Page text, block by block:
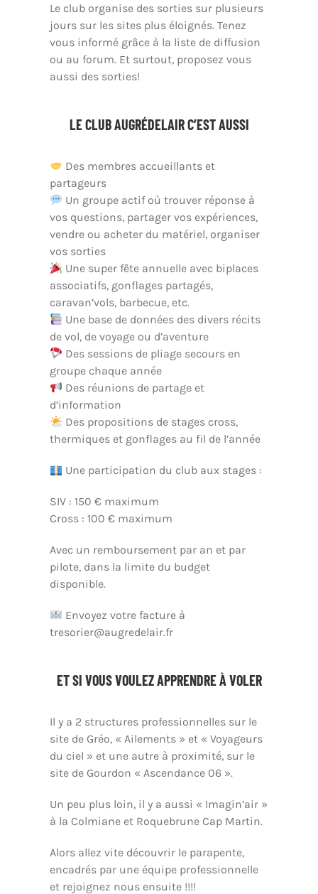
Le club organise des sorties sur plusieurs
jours sur les sites plus éloignés. Tenez
vous informé grâce à la liste de diffusion
ou au forum. Et surtout, proposez vous
aussi des sorties!
LE CLUB AUGRÉDELAIR C’EST AUSSI
Des membres accueillants et
partageurs
Un groupe actif où trouver réponse à
vos questions, partager vos expériences,
vendre ou acheter du matériel, organiser
vos sorties
Une super fête annuelle avec biplaces
associatifs, gonflages partagés,
caravan’vols, barbecue, etc.
Une base de données des divers récits
de vol, de voyage ou d’aventure
Des sessions de pliage secours en
groupe chaque année
Des réunions de partage et
d’information
Des propositions de stages cross,
thermiques et gonflages au fil de l’année
Une participation du club aux stages :
SIV : 150 € maximum
Cross : 100 € maximum
Avec un remboursement par an et par
pilote, dans la limite du budget
disponible.
Envoyez votre facture à
tresorier@augredelair.fr
ET SI VOUS VOULEZ APPRENDRE À VOLER
Il y a 2 structures professionnelles sur le
site de Gréo, « Ailements » et « Voyageurs
du ciel » et une autre à proximité, sur le
site de Gourdon « Ascendance 06 ».
Un peu plus loin, il y a aussi « Imagin’air »
à la Colmiane et Roquebrune Cap Martin.
Alors allez vite découvrir le parapente,
encadrés par une équipe professionnelle
et rejoignez nous ensuite !!!!